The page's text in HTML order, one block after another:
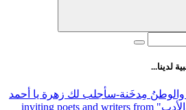
لدينا...
والوطنُ مِدخَنة-سأجلب لك زهرة يا أحمد
" inviting poets and writers from